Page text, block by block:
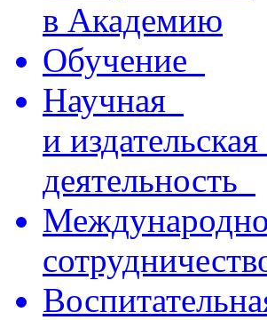
в Академию
Обучение
Научная
и издательская
деятельность